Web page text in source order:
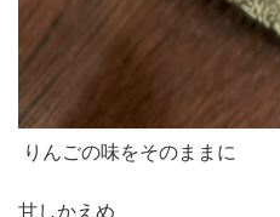
りんごの味をそのままに
甘しかえめ